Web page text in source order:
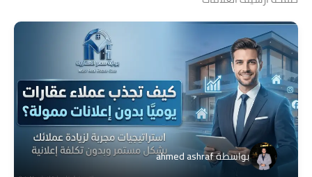
بواسطةahmed ashraf